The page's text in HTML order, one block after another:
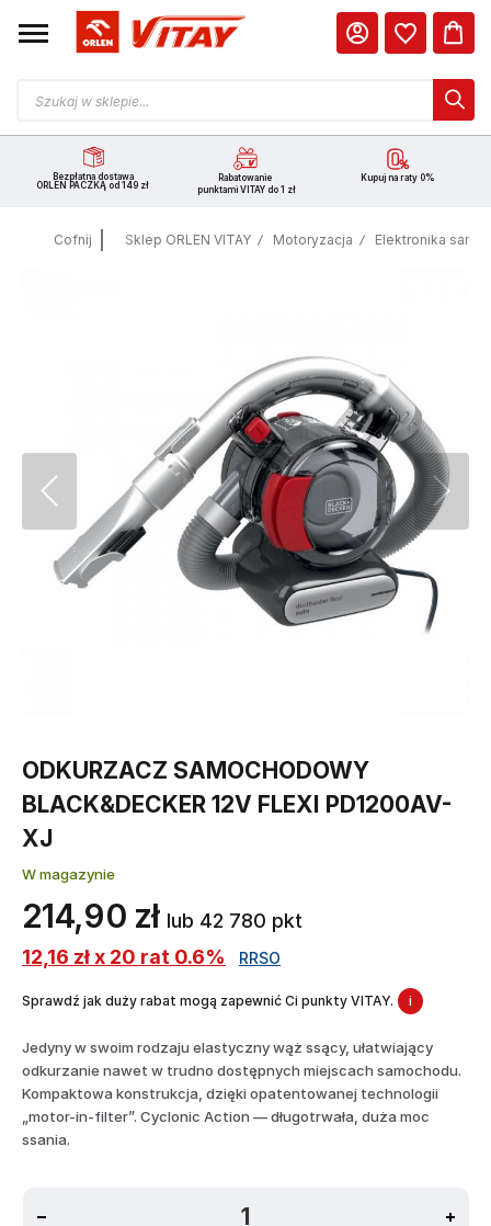
Bezpłatna dostawa
ORLEN PACZKĄ od 149 zł
Rabatowanie
punktami VITAY do 1 zł
Kupuj na raty 0%
Cofnij Sklep ORLEN VITAY Motoryzacja Elektronika
ODKURZACZ SAMOCHODOWY
BLACK&DECKER 12V FLEXI PD1200AV-
XJ
W magazynie
214,90 zł lub 42 780 pkt
12,16 zł x 20 rat 0.6%
RRSO
Sprawdź jak duży rabat mogą zapewnić Ci punkty VITAY. i
Jedyny w swoim rodzaju elastyczny wąż ssący, ułatwiający
odkurzanie nawet w trudno dostępnych miejscach samochodu.
Kompaktowa konstrukcja, dzięki opatentowanej technologii
„motor-in-filter”. Cyclonic Action — długotrwała, duża moc
ssania.